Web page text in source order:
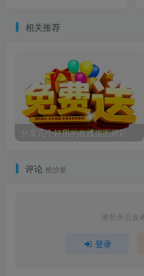
相关推荐
评论 抢沙发
请登录后发
登录